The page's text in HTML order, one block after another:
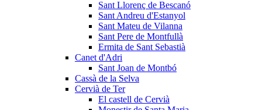
Sant Llorenç de Bescanó
Sant Andreu d'Estanyol
Sant Mateu de Vilanna
Sant Pere de Montfullà
Ermita de Sant Sebastià
Canet d'Adri
Sant Joan de Montbó
Cassà de la Selva
Cervià de Ter
El castell de Cervià